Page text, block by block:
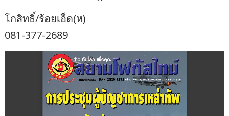
โกสิทธิ์/ร้อยเอ็ด(ห)
081-377-2689